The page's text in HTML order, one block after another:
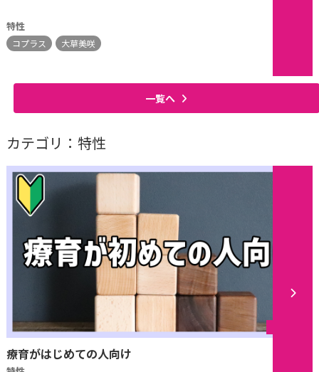
特性
コプラス 大草美咲
一覧へ
カテゴリ：特性
療育がはじめての人向け